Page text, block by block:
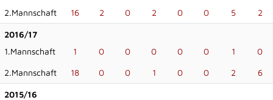
2.Mannschaft 16 2 0 2 0 0 5 2
2016/17
1.Mannschaft
1 0 0 0 0 0 1 0
2.Mannschaft 18 0 0 1 0 0 2 6
2015/16